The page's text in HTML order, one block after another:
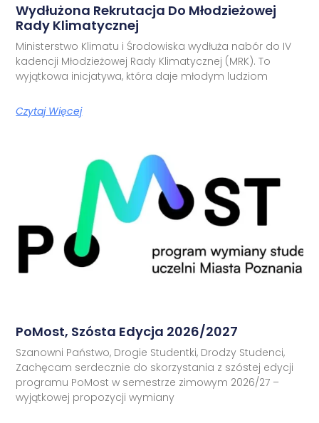
Wydłużona Rekrutacja Do Młodzieżowej
Rady Klimatycznej
Ministerstwo Klimatu i Środowiska wydłuża nabór do IV
kadencji Młodzieżowej Rady Klimatycznej (MRK). To
wyjątkowa inicjatywa, która daje młodym ludziom
Czytaj Więcej
PoMost, Szósta Edycja 2026/2027
Szanowni Państwo, Drogie Studentki, Drodzy Studenci,
Zachęcam serdecznie do skorzystania z szóstej edycji
programu PoMost w semestrze zimowym 2026/27 –
wyjątkowej propozycji wymiany